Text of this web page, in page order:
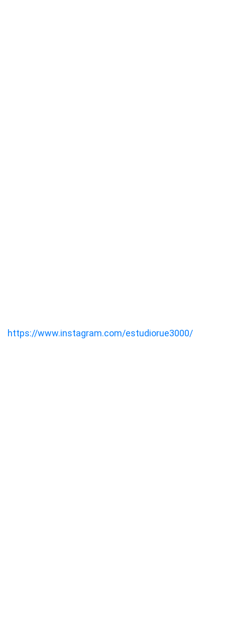
https://www.instagram.com/estudiorue3000/